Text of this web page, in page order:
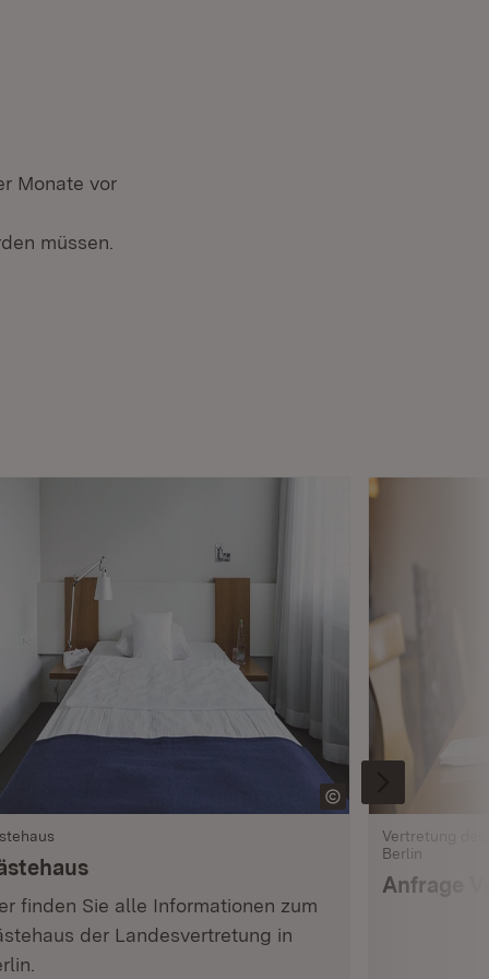
Monate vor
müssen.
finden Sie alle Informationen zum
der Landesvertretung in
Vertretung
Berlin
Anfrage